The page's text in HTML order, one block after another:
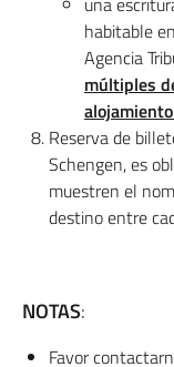
habitable
Agencia
múltiples
Reserva de
Schengen, es
muestren el
destino entre
NOTAS:
Favor